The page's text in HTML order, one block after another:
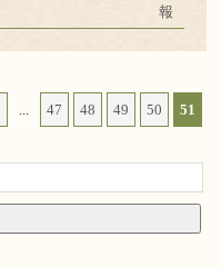
報
47 48 49 50 51